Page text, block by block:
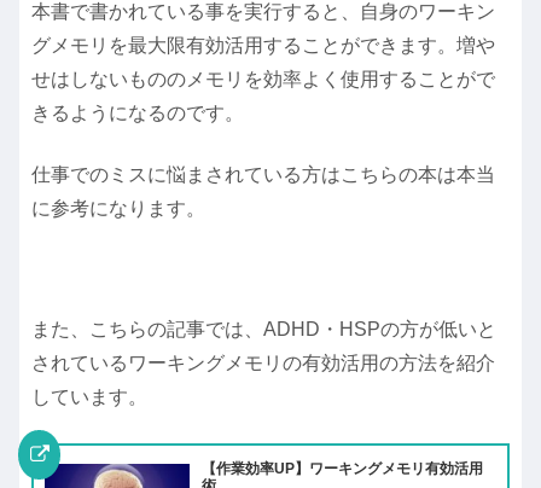
本書で書かれている事を実行すると、自身のワーキン
グメモリを最大限有効活用することができます。増や
せはしないもののメモリを効率よく使用することがで
きるようになるのです。
仕事でのミスに悩まされている方はこちらの本は本当
に参考になります。
また、こちらの記事では、ADHD・HSPの方が低いと
されているワーキングメモリの有効活用の方法を紹介
しています。
【作業効率UP】ワーキングメモリ有効活用